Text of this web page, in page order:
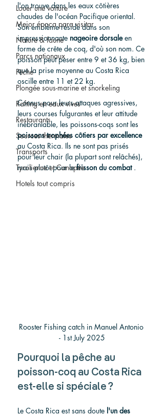
Louer une voiture
Mejor época para visitar
Nature & faune
Parcs nationaux
Pêche
Plongée sous-marine et snorkeling
Rafting en eaux vives
Restaurants
Sources thermales
Transports
Tyrolienne et Canopée
Hotels tout compris
l'on trouve dans les eaux côtières
chaudes de l'océan Pacifique oriental.
Son emblème réside dans son
impressionnante nageoire dorsale en
forme de crête de coq, d'où son nom. Ce
poisson peut peser entre 9 et 36 kg, bien
que la prise moyenne au Costa Rica
oscille entre 11 et 22 kg.
Connus pour leurs attaques agressives,
leurs courses fulgurantes et leur attitude
inébranlable, les poissons-coqs sont les
poissons trophées côtiers par excellence
au Costa Rica. Ils ne sont pas prisés
pour leur chair (la plupart sont relâchés),
mais plutôt pour le frisson du combat .
Rooster Fishing catch in Manuel Antonio
- 1st July 2025
Pourquoi la pêche au
poisson-coq au Costa Rica
est-elle si spéciale ?
Le Costa Rica est sans doute l'un des